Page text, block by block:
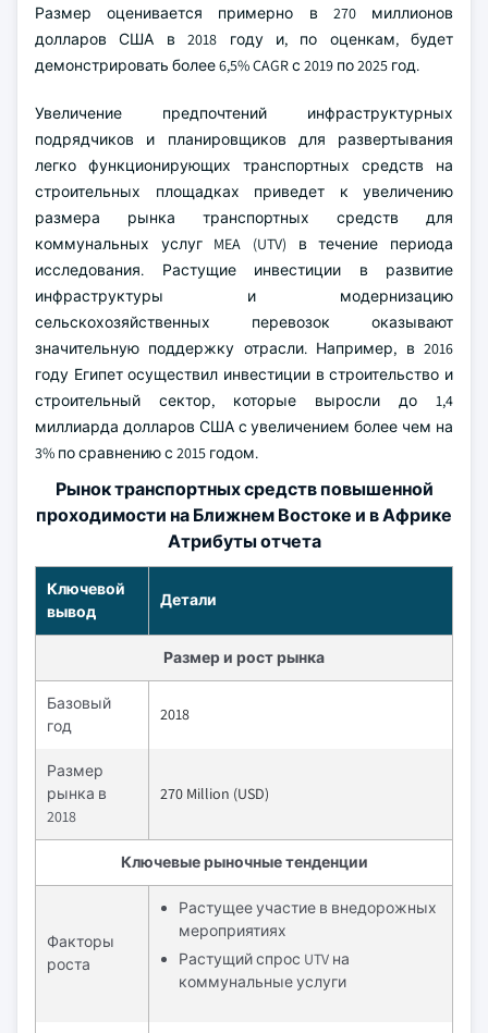
Размер оценивается примерно в 270 миллионов
долларов США в 2018 году и, по оценкам, будет
демонстрировать более 6,5% CAGR с 2019 по 2025 год.
Увеличение предпочтений инфраструктурных
подрядчиков и планировщиков для развертывания
легко функционирующих транспортных средств на
строительных площадках приведет к увеличению
размера рынка транспортных средств для
коммунальных услуг MEA (UTV) в течение периода
исследования. Растущие инвестиции в развитие
инфраструктуры и модернизацию
сельскохозяйственных перевозок оказывают
значительную поддержку отрасли. Например, в 2016
году Египет осуществил инвестиции в строительство и
строительный сектор, которые выросли до 1,4
миллиарда долларов США с увеличением более чем на
3% по сравнению с 2015 годом.
Рынок транспортных средств повышенной
проходимости на Ближнем Востоке и в Африке
Атрибуты отчета
Ключевой
вывод
Детали
Размер и рост рынка
Базовый
год
2018
Размер
рынка в
2018
270 Million (USD)
Ключевые рыночные тенденции
Факторы
роста
Растущее участие в внедорожных
мероприятиях
Растущий спрос UTV на
коммунальные услуги